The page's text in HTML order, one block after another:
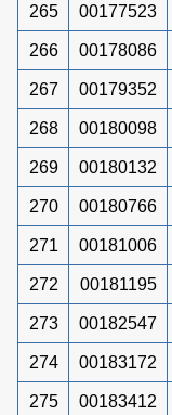
265 00177523
266 00178086
267 00179352
268 00180098
269 00180132
270 00180766
271 00181006
272 00181195
273 00182547
274 00183172
275 00183412